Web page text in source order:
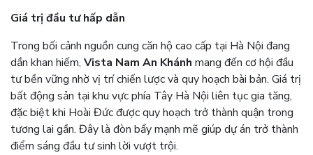
Giá trị đầu tư hấp dẫn
Trong bối cảnh nguồn cung căn hộ cao cấp tại Hà Nội đang
dần khan hiếm, Vista Nam An Khánh mang đến cơ hội đầu
tư bền vững nhờ vị trí chiến lược và quy hoạch bài bản. Giá trị
bất động sản tại khu vực phía Tây Hà Nội liên tục gia tăng,
đặc biệt khi Hoài Đức được quy hoạch trở thành quận trong
tương lai gần. Đây là đòn bẩy mạnh mẽ giúp dự án trở thành
điểm sáng đầu tư sinh lời vượt trội.